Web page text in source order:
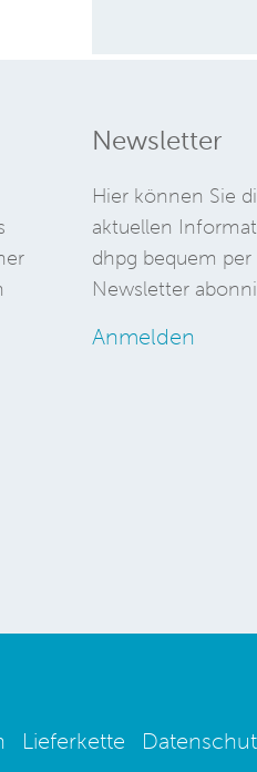
Newsletter
Hier können Sie
aktuellen
dhpg bequem per
Newsletter
Anmelden
Lieferkette